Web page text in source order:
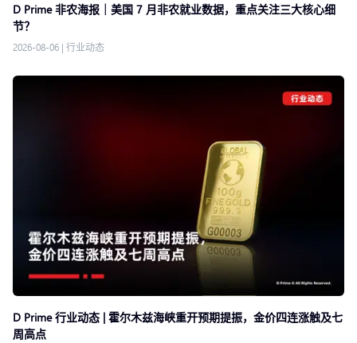
D Prime 非农海报｜美国 7 月非农就业数据，重点关注三大核心细
节？
2026-08-06 | 行业动态
D Prime 行业动态 | 霍尔木兹海峡重开预期提振，金价四连涨触及七
周高点